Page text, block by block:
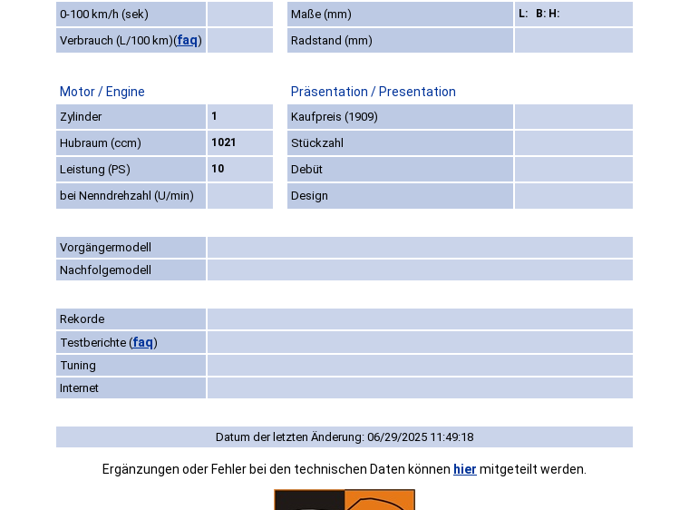
0-100 km/h (sek)
Maße (mm) L: B: H:
Verbrauch (L/100 km)(faq) Radstand (mm)
Motor / Engine Präsentation / Presentation
Zylinder 1
Kaufpreis (1909)
Hubraum (ccm)
1021
Stückzahl
Leistung (PS)
10
Debüt
bei Nenndrehzahl (U/min)
Design
Vorgängermodell
Nachfolgemodell
Rekorde
Testberichte (faq)
Tuning
Internet
Datum der letzten Änderung: 06/29/2025 11:49:18
Ergänzungen oder Fehler bei den technischen Daten können hier mitgeteilt werden.